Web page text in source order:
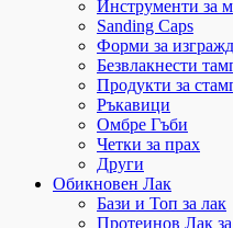
Инструменти за
Sanding Caps
Форми за
Безвлакнести
Продукти за
Ръкавици
Омбре Гъби
Четки за прах
Други
Обикновен Лак
Бази и Топ за лак
Протеинов Лак